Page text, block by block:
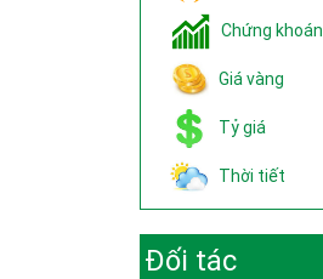
Chứng khoán
Giá vàng
Tỷ giá
Thời tiết
Đối tác